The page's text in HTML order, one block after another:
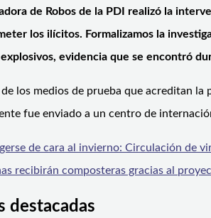
de Robos de la PDI realizó la
los ilícitos. Formalizamos la
evidencia que se encontró
los medios de prueba que acreditan
fue enviado a un centro de
de cara al invierno: Circulación de
recibirán composteras gracias al
destacadas